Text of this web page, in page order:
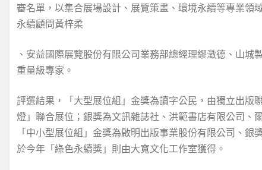
審名單，以集合展場設計、展覽策畫、環境永續等專業
永續顧問黃梓柔
、安益國際展覽股份有限公司業務部總經理繆澂德、山
重量級專家。
評選結果，「大型展位組」金獎為讀字公民，由獨立出
燈」聯合展位；銀獎為文訊雜誌社、洪範書店有限公司、
「中小型展位組」金獎為啟明出版事業股份有限公司、
於今年「綠色永續獎」則由大寬文化工作室獲得。